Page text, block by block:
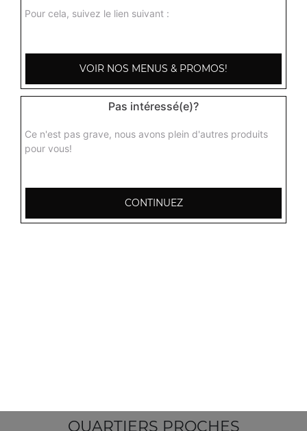
QUARTIERS PROCHES
Pour cela, suivez le lien suivant :
VOIR NOS MENUS & PROMOS!
Pas intéressé(e)?
Ce n'est pas grave, nous avons plein d'autres produits
pour vous!
CONTINUEZ